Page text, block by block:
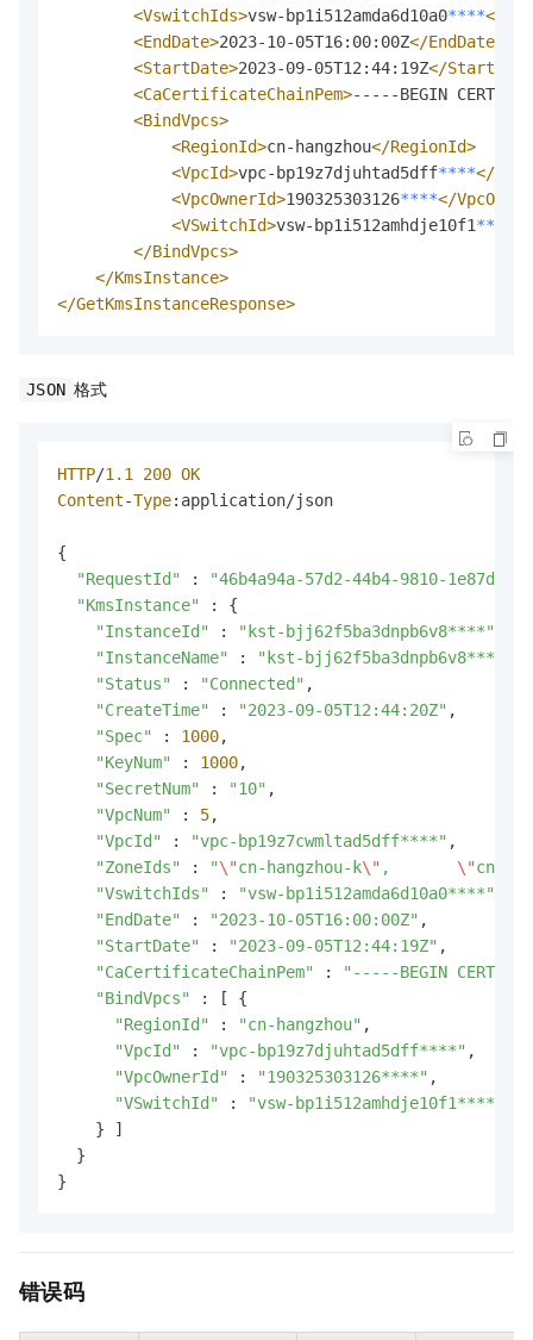
<VswitchIds>vsw-bp1i512amda6d10a0****</
<EndDate>2023-10-05T16:00:00Z</EndDate>
<StartDate>2023-09-05T12:44:19Z</
<CaCertificateChainPem>-----BEGIN
<BindVpcs>
<RegionId>cn-hangzhou</RegionId>
<VpcId>vpc-bp19z7djuhtad5dff****</
<VpcOwnerId>190325303126****</
<VSwitchId>vsw-bp1i512amhdje10f1**
</BindVpcs>
</KmsInstance>
</GetKmsInstanceResponse>
JSON 格式
HTTP/1.1 200 OK
Content-Type:application/json
{
"RequestId"
:
"46b4a94a-57d2-44b4-9810-
"KmsInstance"
: {
"InstanceId"
: "kst-bjj62f5ba3dnpb6v8****"
"InstanceName"
: "kst-bjj62f5ba3dnpb6v8****"
"Status"
: "Connected" ,
"CreateTime"
: "2023-09-05T12:44:20Z" ,
"Spec"
: 1000,
"KeyNum"
: 1000,
"SecretNum"
: "10" ,
"VpcNum"
: 5,
"VpcId"
: "vpc-bp19z7cwmltad5dff****" ,
"ZoneIds"
: "\"cn-hangzhou-k\" , \"cn-
"VswitchIds"
: "vsw-bp1i512amda6d10a0****"
"EndDate"
: "2023-10-05T16:00:00Z" ,
"StartDate"
: "2023-09-05T12:44:19Z" ,
"CaCertificateChainPem"
:
"-----BEGIN
"BindVpcs"
: [ {
"RegionId"
: "cn-hangzhou" ,
"VpcId"
: "vpc-bp19z7djuhtad5dff****" ,
"VpcOwnerId"
: "190325303126****" ,
"VSwitchId"
:
"vsw-bp1i512amhdje10f1****"
    } ]
  }
}
错误码